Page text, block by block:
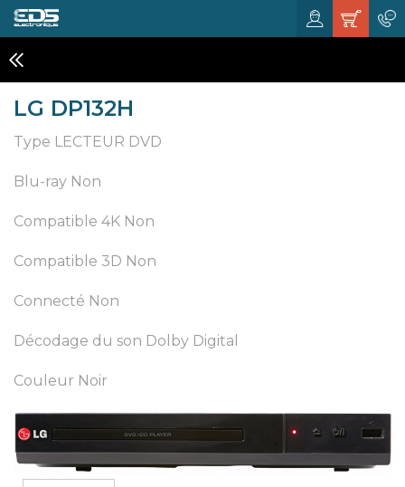
LG DP132H
Type LECTEUR DVD
Blu-ray Non
Compatible 4K Non
Compatible 3D Non
Connecté Non
Décodage du son Dolby Digital
Couleur Noir